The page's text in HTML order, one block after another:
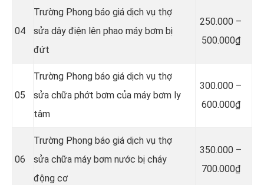
04
Trường Phong báo giá dịch vụ thợ
sửa dây điện lên phao máy bơm bị
đứt
250.000 –
500.000₫
05
Trường Phong báo giá dịch vụ thợ
sửa chữa phớt bơm của máy bơm ly
tâm
300.000 –
600.000₫
06
Trường Phong báo giá dịch vụ thợ
sửa chữa máy bơm nước bị cháy
động cơ
350.000 –
700.000₫